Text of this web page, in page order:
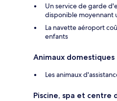
Un service de garde
disponible moyennant
La navette aéroport
enfants
Animaux domestiques
Les animaux
Piscine, spa et centre